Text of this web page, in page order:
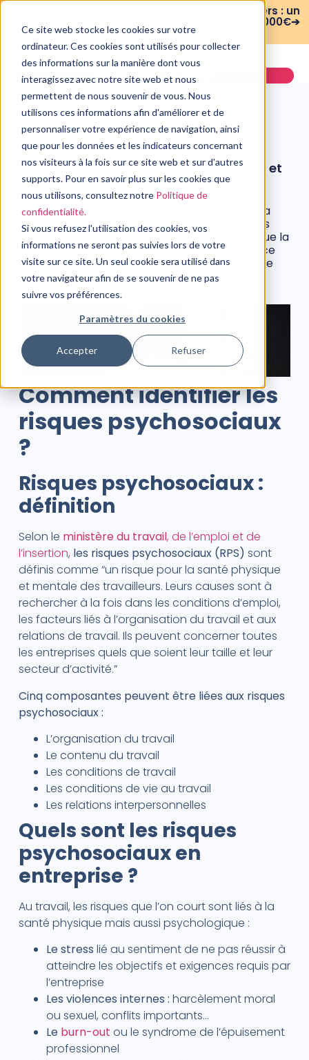
Ce site web stocke les cookies sur votre
ordinateur. Ces cookies sont utilisés pour collecter
des informations sur la manière dont vous
interagissez avec notre site web et nous
permettent de nous souvenir de vous. Nous
utilisons ces informations afin d'améliorer et de
personnaliser votre expérience de navigation, ainsi
que pour les données et les indicateurs concernant
nos visiteurs à la fois sur ce site web et sur d'autres
supports. Pour en savoir plus sur les cookies que
nous utilisons, consultez notre Politique de
confidentialité.
Si vous refusez l'utilisation des cookies, vos
informations ne seront pas suivies lors de votre
visite sur ce site. Un seul cookie sera utilisé dans
votre navigateur afin de se souvenir de ne pas
suivre vos préférences.
Paramètres du cookies
Accepter Refuser
WEBINAIRE : Risques psychosociaux et managers : un
plan de formation sur 3 mois pour moins de 3 000€➔
voir le replay
Demander une démo
QVT/RPS
Quels sont les risques psychosociaux et
comment les prévenir ?
27 septembre, 2021
Les risques psychosociaux ont un impact sur la
santé d’une entreprise mais aussi sur celle des
collaborateurs. Les employeurs, pour éviter que la
situation ne s'aggrave, doivent mettre en place
des mesures, afin de favoriser les conditions de
travail de leurs collaborateurs.
Comment identifier les
risques psychosociaux
?
Risques psychosociaux :
définition
Selon le ministère du travail, de l’emploi et de
l’insertion, les risques psychosociaux (RPS) sont
définis comme “un risque pour la santé physique
et mentale des travailleurs. Leurs causes sont à
rechercher à la fois dans les conditions d’emploi,
les facteurs liés à l’organisation du travail et aux
relations de travail. Ils peuvent concerner toutes
les entreprises quels que soient leur taille et leur
secteur d’activité.”
Cinq composantes peuvent être liées aux risques
psychosociaux :
L’organisation du travail
Le contenu du travail
Les conditions de travail
Les conditions de vie au travail
Les relations interpersonnelles
Quels sont les risques
psychosociaux en
entreprise ?
Au travail, les risques que l’on court sont liés à la
santé physique mais aussi psychologique :
Le stress lié au sentiment de ne pas réussir à
atteindre les objectifs et exigences requis par
l’entreprise
Les violences internes : harcèlement moral
ou sexuel, conflits importants…
Le burn-out ou le syndrome de l’épuisement
professionnel